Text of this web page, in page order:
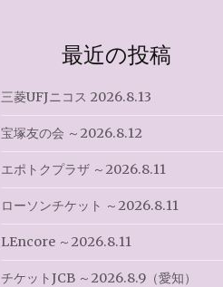
最近の投稿
三菱UFJニコス 2026.8.13
宝塚友の会 ～2026.8.12
エポトクプラザ ～2026.8.11
ローソンチケット ～2026.8.11
LEncore ～2026.8.11
チケットJCB ～2026.8.9（愛知）